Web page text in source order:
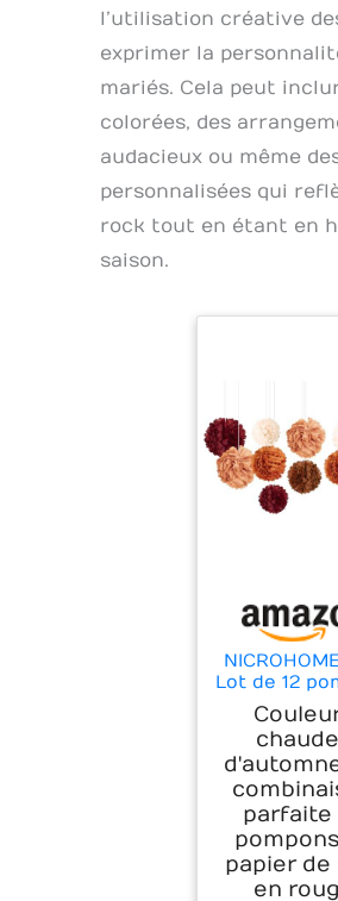
l’utilisation créative
exprimer la
mariés. Cela peut
colorées, des
audacieux ou même
personnalisées qui
rock tout en étant en
saison.
Lot de 12
en papier
marron
pour les
mariage
les
fêtes de
les
parfaite
papier de
en